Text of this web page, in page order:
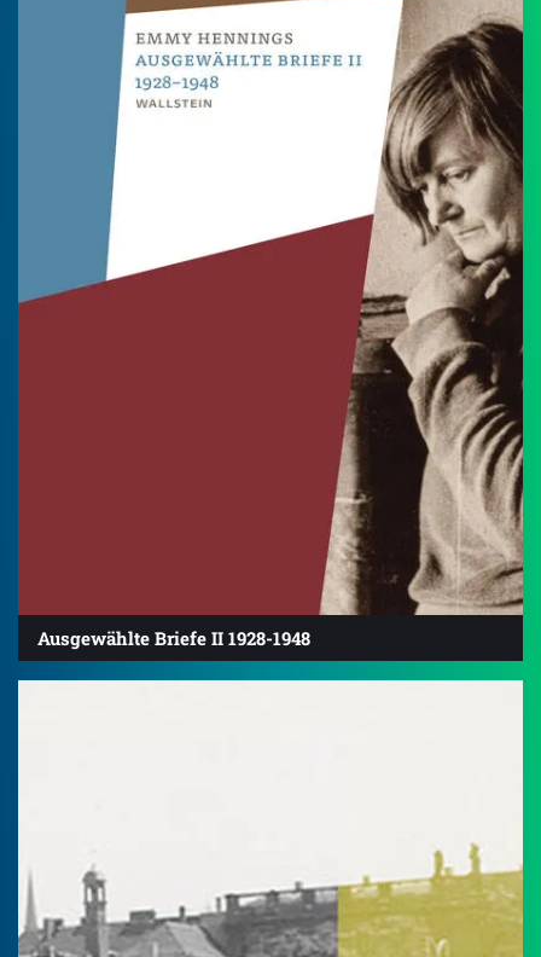
Ausgewählte Briefe II 1928-1948